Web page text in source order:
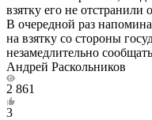
взятку его не отстранили
В очередной раз
на взятку со стороны
незамедлительно
Андрей Раскольников
2 861
3